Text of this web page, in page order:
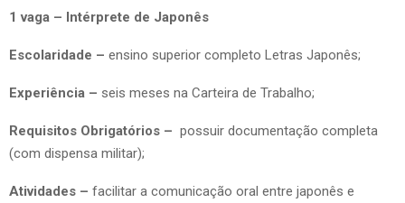
1 vaga – Intérprete de Japonês
Escolaridade – ensino superior completo Letras Japonês;
Experiência – seis meses na Carteira de Trabalho;
Requisitos Obrigatórios – possuir documentação completa
(com dispensa militar);
Atividades – facilitar a comunicação oral entre japonês e